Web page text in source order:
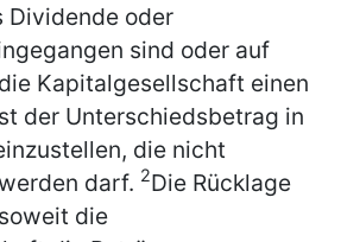
Dividende oder
sind oder auf
Kapitalgesellschaft einen
der Unterschiedsbetrag in
die nicht
darf. 2Die Rücklage
die